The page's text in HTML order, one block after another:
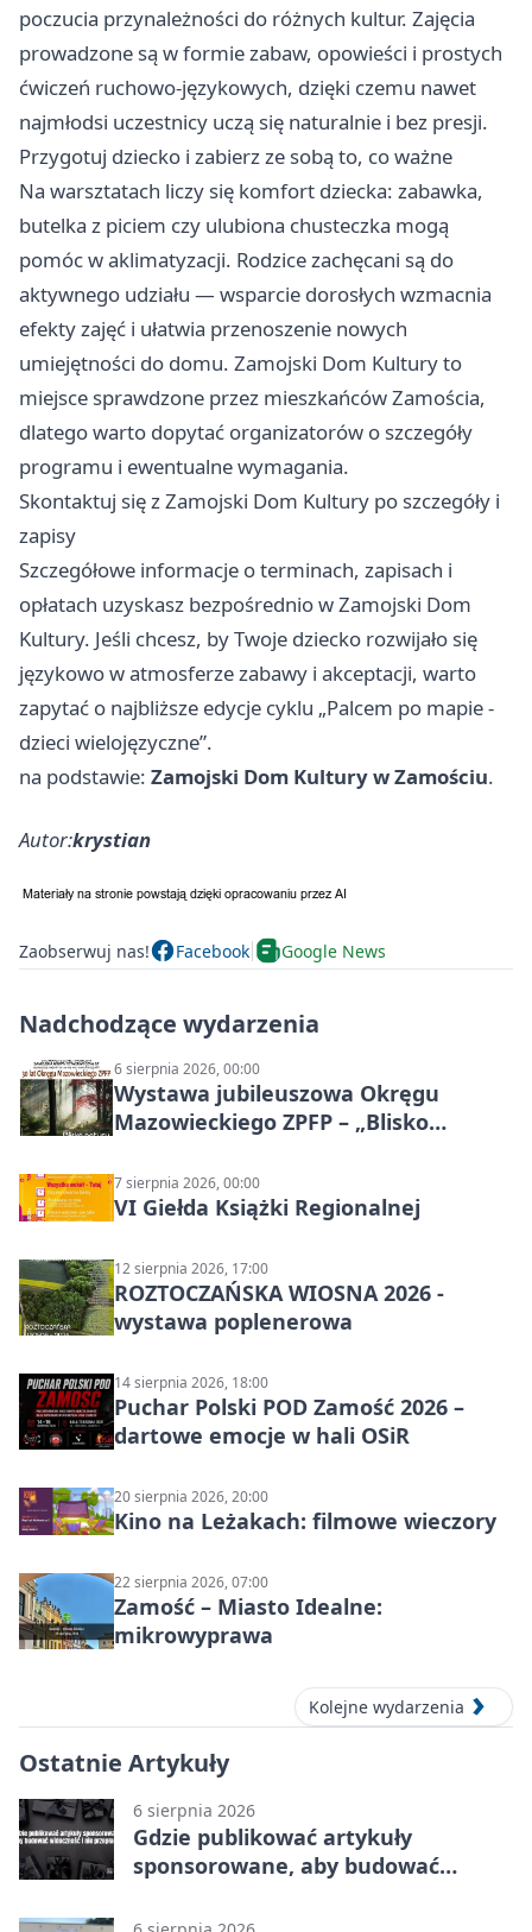
poczucia przynależności do różnych kultur. Zajęcia
prowadzone są w formie zabaw, opowieści i prostych
ćwiczeń ruchowo‑językowych, dzięki czemu nawet
najmłodsi uczestnicy uczą się naturalnie i bez presji.
Przygotuj dziecko i zabierz ze sobą to, co ważne
Na warsztatach liczy się komfort dziecka: zabawka,
butelka z piciem czy ulubiona chusteczka mogą
pomóc w aklimatyzacji. Rodzice zachęcani są do
aktywnego udziału — wsparcie dorosłych wzmacnia
efekty zajęć i ułatwia przenoszenie nowych
umiejętności do domu. Zamojski Dom Kultury to
miejsce sprawdzone przez mieszkańców Zamościa,
dlatego warto dopytać organizatorów o szczegóły
programu i ewentualne wymagania.
Skontaktuj się z Zamojski Dom Kultury po szczegóły i
zapisy
Szczegółowe informacje o terminach, zapisach i
opłatach uzyskasz bezpośrednio w Zamojski Dom
Kultury. Jeśli chcesz, by Twoje dziecko rozwijało się
językowo w atmosferze zabawy i akceptacji, warto
zapytać o najbliższe edycje cyklu „Palcem po mapie -
dzieci wielojęzyczne”.
na podstawie: Zamojski Dom Kultury w Zamościu.
Autor:krystian
Zaobserwuj nas! Facebook Google News
Nadchodzące wydarzenia
6 sierpnia 2026, 00:00
Wystawa jubileuszowa Okręgu
Mazowieckiego ZPFP – „Blisko
7 sierpnia 2026, 00:00
VI Giełda Książki Regionalnej
12 sierpnia 2026, 17:00
ROZTOCZAŃSKA WIOSNA 2026 -
wystawa poplenerowa
14 sierpnia 2026, 18:00
Puchar Polski POD Zamość 2026 –
dartowe emocje w hali OSiR
20 sierpnia 2026, 20:00
Kino na Leżakach: filmowe wieczory
22 sierpnia 2026, 07:00
Zamość – Miasto Idealne:
mikrowyprawa
Kolejne wydarzenia
Ostatnie Artykuły
6 sierpnia 2026
Gdzie publikować artykuły
sponsorowane, aby budować